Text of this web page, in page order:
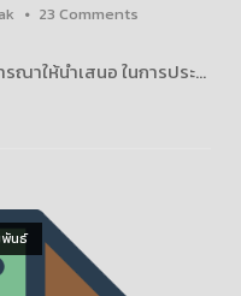
23 Comments
าให้นำเสนอ ในการประ...
พันธ์